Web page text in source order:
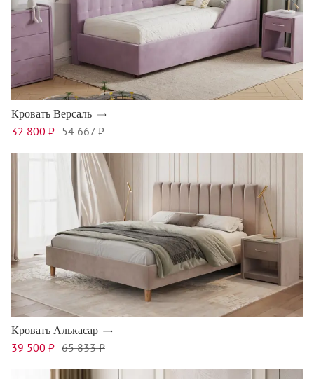
Кровать Версаль
32 800 ₽ 54 667 ₽
Кровать Алькасар
39 500 ₽ 65 833 ₽